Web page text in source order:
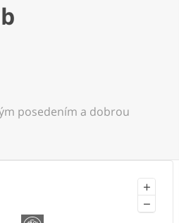
posedením a dobrou
+
−